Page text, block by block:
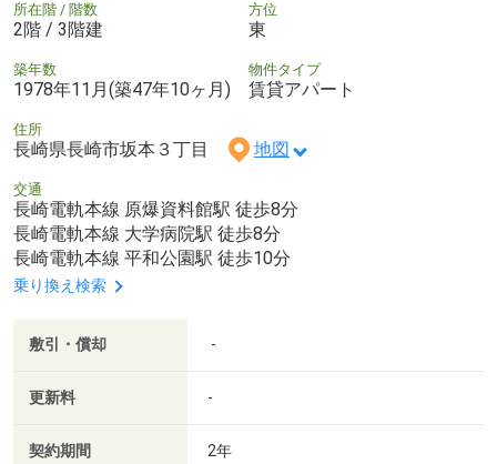
所在階 / 階数
2階 / 3階建
方位
東
築年数
1978年11月(築47年10ヶ月)
物件タイプ
賃貸アパート
住所
長崎県長崎市坂本３丁目 地図
交通
長崎電軌本線 原爆資料館駅 徒歩8分
長崎電軌本線 大学病院駅 徒歩8分
長崎電軌本線 平和公園駅 徒歩10分
乗り換え検索
敷引・償却 -
更新料 -
契約期間 2年